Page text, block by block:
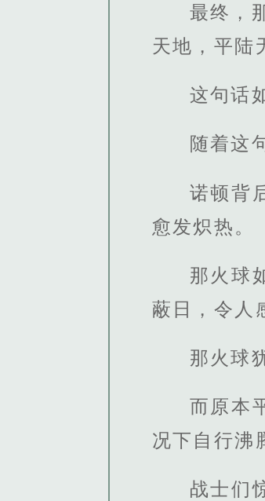
最终，
天地，平陆
这句话
随着这
诺顿背
愈发炽热。
那火球
蔽日，令人
那火球
而原本
况下自行沸
战士们